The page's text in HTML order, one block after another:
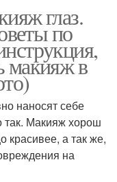
глаз.
по
макияж в
наносят себе
так. Макияж хорош
красивее, а так же,
на